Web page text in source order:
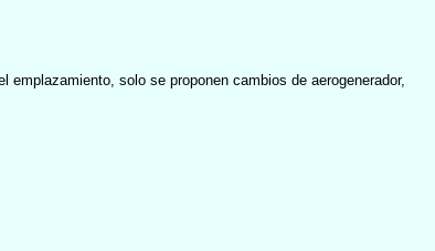
emplazamiento, solo se proponen cambios de aerogenerador,